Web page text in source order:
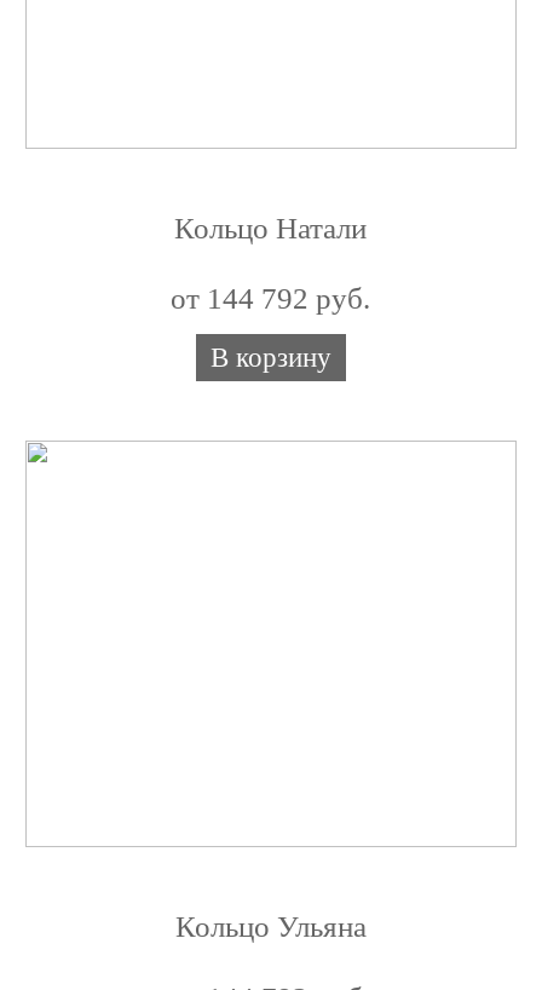
Кольцо Натали
от 144 792 руб.
В корзину
Кольцо Ульяна